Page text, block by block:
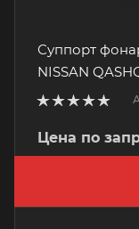
Суппорт
NISSAN
Цена по